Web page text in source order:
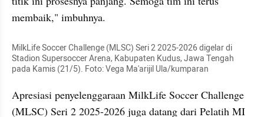
membaik," imbuhnya.
MilkLife Soccer Challenge (MLSC) Seri 2 2025-2026 digelar di
Stadion Supersoccer Arena, Kabupaten Kudus, Jawa Tengah
pada Kamis (21/5). Foto: Vega Ma'arijil Ula/kumparan
Apresiasi penyelenggaraan MilkLife Soccer Challenge
(MLSC) Seri 2 2025-2026 juga datang dari Pelatih MI